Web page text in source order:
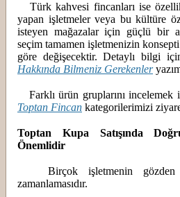
Türk kahvesi fincanları ise
yapan işletmeler veya bu kültüre
isteyen mağazalar için güçlü bir
seçim tamamen işletmenizin
göre değişecektir. Detaylı bilgi
Hakkında Bilmeniz Gerekenler
Farklı ürün gruplarını incelemek
Toptan Fincan kategorilerimizi
Toptan Kupa Satışında
Önemlidir
Birçok işletmenin gözden
zamanlamasıdır.